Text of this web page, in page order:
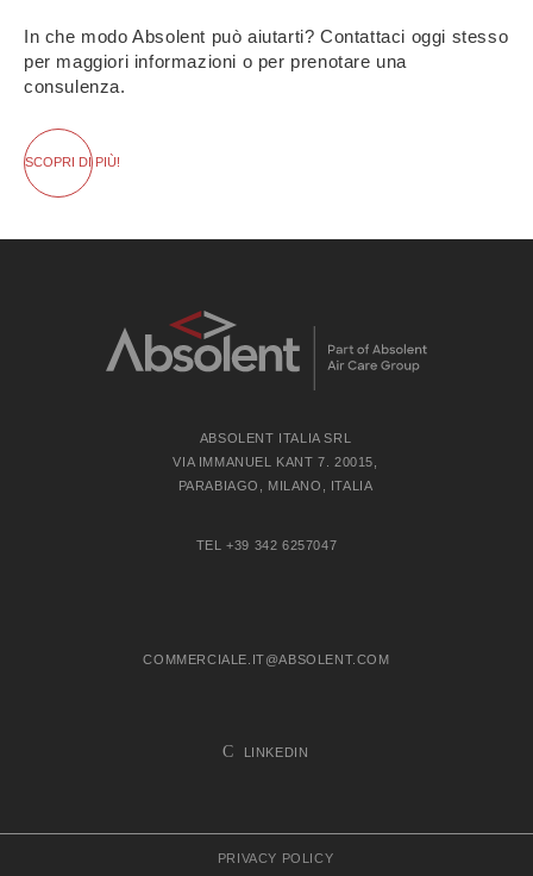
In che modo Absolent può aiutarti? Contattaci oggi stesso
per maggiori informazioni o per prenotare una
consulenza.
SCOPRI DI PIÙ!
ABSOLENT ITALIA SRL
VIA IMMANUEL KANT 7. 20015,
PARABIAGO, MILANO, ITALIA
TEL +39 342 6257047
COMMERCIALE.IT@ABSOLENT.COM
LINKEDIN
PRIVACY POLICY